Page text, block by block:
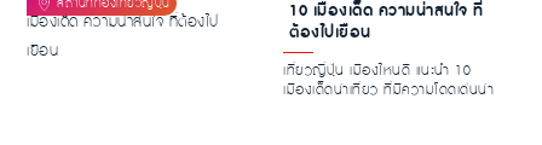
10 เมืองเด็ด ความน่าสนใจ ที่
ต้องไปเยือน
เที่ยวญี่ปุ่น เมืองไหนดี แนะนำ 10
เมืองเด็ดน่าเที่ยว ที่มีความโดดเด่นน่า